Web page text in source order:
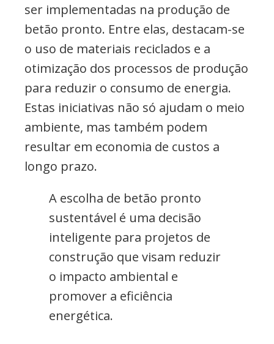
ser implementadas na produção de
betão pronto. Entre elas, destacam-se
o uso de materiais reciclados e a
otimização dos processos de produção
para reduzir o consumo de energia.
Estas iniciativas não só ajudam o meio
ambiente, mas também podem
resultar em economia de custos a
longo prazo.
A escolha de betão pronto
sustentável é uma decisão
inteligente para projetos de
construção que visam reduzir
o impacto ambiental e
promover a eficiência
energética.